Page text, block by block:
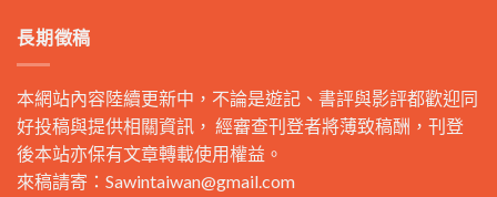
長期徵稿
本網站內容陸續更新中，不論是遊記、書評與影評都歡迎同
好投稿與提供相關資訊， 經審查刊登者將薄致稿酬，刊登
後本站亦保有文章轉載使用權益。
來稿請寄： Sawintaiwan@gmail.com